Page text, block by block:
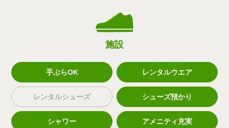
施設
手ぶらOK レンタルウエア
レンタルシューズ シューズ預かり
シャワー アメニティ充実